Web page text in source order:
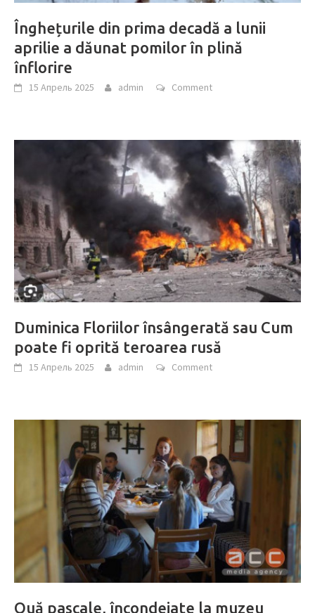
Înghețurile din prima decadă a lunii
aprilie a dăunat pomilor în plină
înflorire
15 Апрель 2025 admin Comment
Duminica Floriilor însângerată sau Cum
poate fi oprită teroarea rusă
15 Апрель 2025 admin Comment
Ouă pascale, încondeiate la muzeu